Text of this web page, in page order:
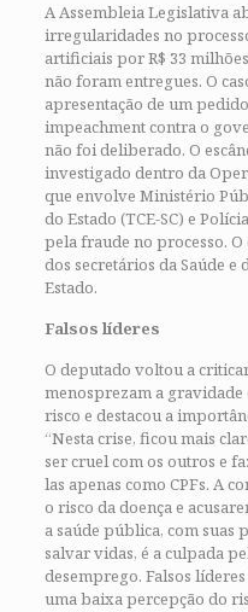
A Assembleia Legislativa
irregularidades no
artificiais por R$ 33
não foram entregues. O
apresentação de um
impeachment contra o
não foi deliberado. O
investigado dentro da
que envolve Ministério
do Estado (TCE-SC) e
pela fraude no processo.
dos secretários da Saúde e
Estado.
Falsos líderes
O deputado voltou a
menosprezam a gravidade
risco e destacou a
“Nesta crise, ficou mais
ser cruel com os outros e
las apenas como CPFs. A
o risco da doença e
a saúde pública, com suas
salvar vidas, é a culpada
desemprego. Falsos
uma baixa percepção do